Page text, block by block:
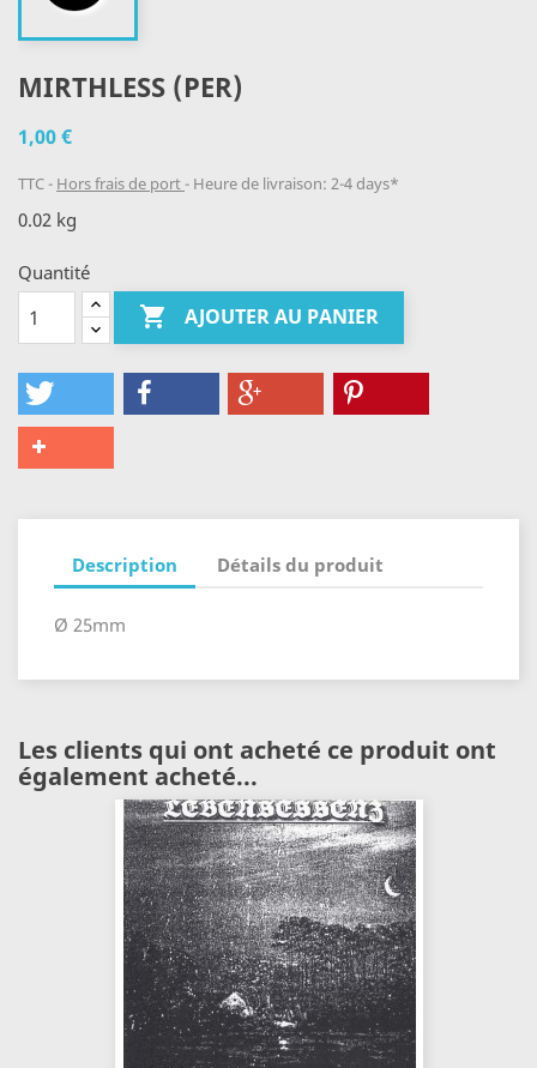
MIRTHLESS (PER)
1,00 €
TTC Hors frais de port Heure de livraison: 2-4 days*
0.02 kg
Quantité
 AJOUTER AU PANIER
Description Détails du produit
Ø 25mm
Les clients qui ont acheté ce produit ont
également acheté...